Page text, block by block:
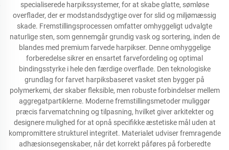
specialiserede harpikssystemer, for at skabe glatte, sømløse
overflader, der er modstandsdygtige over for slid og miljømæssig
skade. Fremstillingsprocessen omfatter omhyggeligt udvalgte
naturlige sten, som gennemgår grundig vask og sortering, inden de
blandes med premium farvede harpikser. Denne omhyggelige
forberedelse sikrer en ensartet farvefordeling og optimal
bindingsstyrke i hele den færdige overflade. Den teknologiske
grundlag for farvet harpiksbaseret vasket sten bygger på
polymerkemi, der skaber fleksible, men robuste forbindelser mellem
aggregatpartiklerne. Moderne fremstillingsmetoder muliggør
præcis farvematchning og tilpasning, hvilket giver arkitekter og
designere mulighed for at opnå specifikke æstetiske mål uden at
kompromittere strukturel integritet. Materialet udviser fremragende
adhæsionsegenskaber, når det korrekt påføres på forberedte